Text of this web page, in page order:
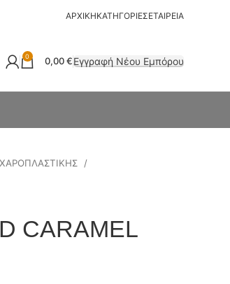
ΑΡΧΙΚΗΚΑΤΗΓΟΡΙΕΣΕΤΑΙΡΕΙΑ
0 0,00€Εγγραφή Νέου Εμπόρου
CARAMEL